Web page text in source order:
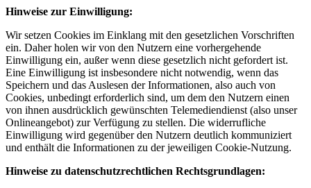
Hinweise zur Einwilligung:
Wir setzen Cookies im Einklang mit den gesetzlichen Vorschriften
ein. Daher holen wir von den Nutzern eine vorhergehende
Einwilligung ein, außer wenn diese gesetzlich nicht gefordert ist.
Eine Einwilligung ist insbesondere nicht notwendig, wenn das
Speichern und das Auslesen der Informationen, also auch von
Cookies, unbedingt erforderlich sind, um dem den Nutzern einen
von ihnen ausdrücklich gewünschten Telemediendienst (also unser
Onlineangebot) zur Verfügung zu stellen. Die widerrufliche
Einwilligung wird gegenüber den Nutzern deutlich kommuniziert
und enthält die Informationen zu der jeweiligen Cookie-Nutzung.
Hinweise zu datenschutzrechtlichen Rechtsgrundlagen: